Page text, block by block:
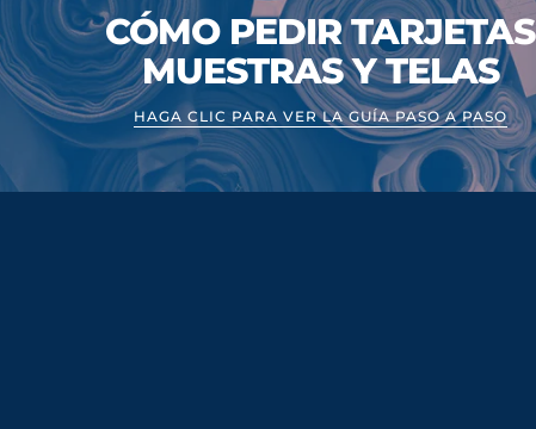
CÓMO PEDIR TARJETAS
MUESTRAS Y TELAS
HAGA CLIC PARA VER LA GUÍA PASO A PASO